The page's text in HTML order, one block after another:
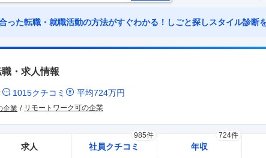
った転職・就職活動の方法がすぐわかる！しごと探しスタイル診断
・求人情報
1015クチコミ 平均724万円
企業 リモートワーク可の企業
求人 社員クチコミ
985件
年収
724件